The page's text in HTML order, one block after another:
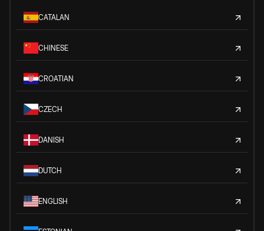
CATALAN
CHINESE
CROATIAN
CZECH
DANISH
DUTCH
ENGLISH